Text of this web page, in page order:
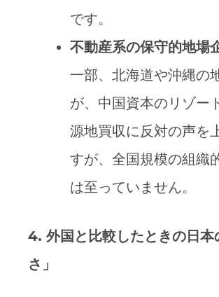
です。
不動産系の保守的地場
一部、北海道や沖縄の
が、中国資本のリゾー
源地買収に反対の声を
すが、全国規模の組織
は至っていません。
4. 外国と比較したときの日本
さ」